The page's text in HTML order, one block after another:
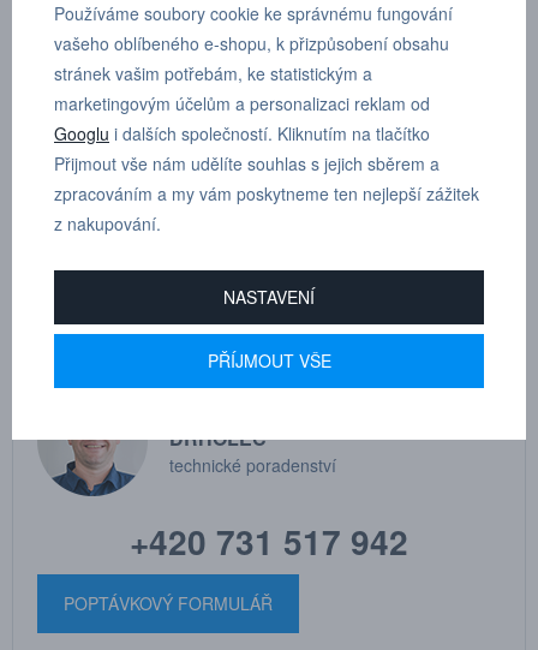
TECHNICKÉ ÚDAJE POPTÁVKA
Přímá spojka redukovaná D 10 mm, D1 8 mm
DRHOLEC
technické poradenství
+420 731 517 942
POPTÁVKOVÝ FORMULÁŘ
Používáme soubory cookie ke správnému fungování
vašeho oblíbeného e-shopu, k přizpůsobení obsahu
stránek vašim potřebám, ke statistickým a
marketingovým účelům a personalizaci reklam od
Googlu i dalších společností. Kliknutím na tlačítko
Přijmout vše nám udělíte souhlas s jejich sběrem a
zpracováním a my vám poskytneme ten nejlepší zážitek
z nakupování.
NASTAVENÍ
PŘÍJMOUT VŠE